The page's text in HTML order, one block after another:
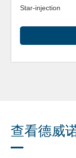
Star-injection
查看德威